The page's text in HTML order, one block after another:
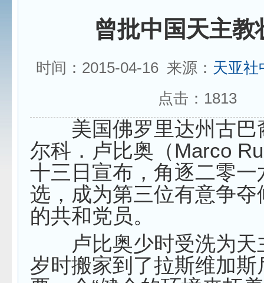
曾批中国天主教
时间：2015-04-16 来源： 天亚社
点击： 1813
美国佛罗里达州古巴
尔科．卢比奥（Marco
十三日宣布，角逐二零一
选，成为第三位有意争夺
的共和党员。
卢比奥少时受洗为天
岁时搬家到了拉斯维加斯